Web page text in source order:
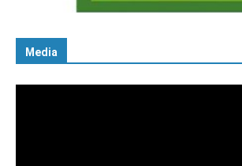
Media